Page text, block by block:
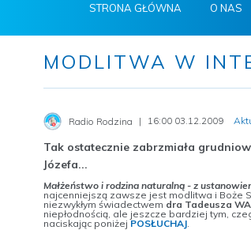
STRONA GŁÓWNA O NAS
MODLITWA W
Radio Rodzina 16:00 03.12.2009
Tak ostatecznie zabrzmiała
Józefa...
Małżeństwo i rodzina naturalną - z
najcenniejszą zawsze jest modlitwa i Boże
niezwykłym świadectwem dra Tadeusza
niepłodnością, ale jeszcze bardziej tym,
naciskając poniżejPOSŁUCHAJ.